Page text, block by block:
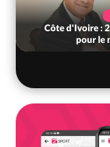
Côte d'Ivoire :
pour le